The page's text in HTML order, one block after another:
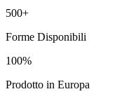
500+
Forme Disponibili
100%
Prodotto in Europa